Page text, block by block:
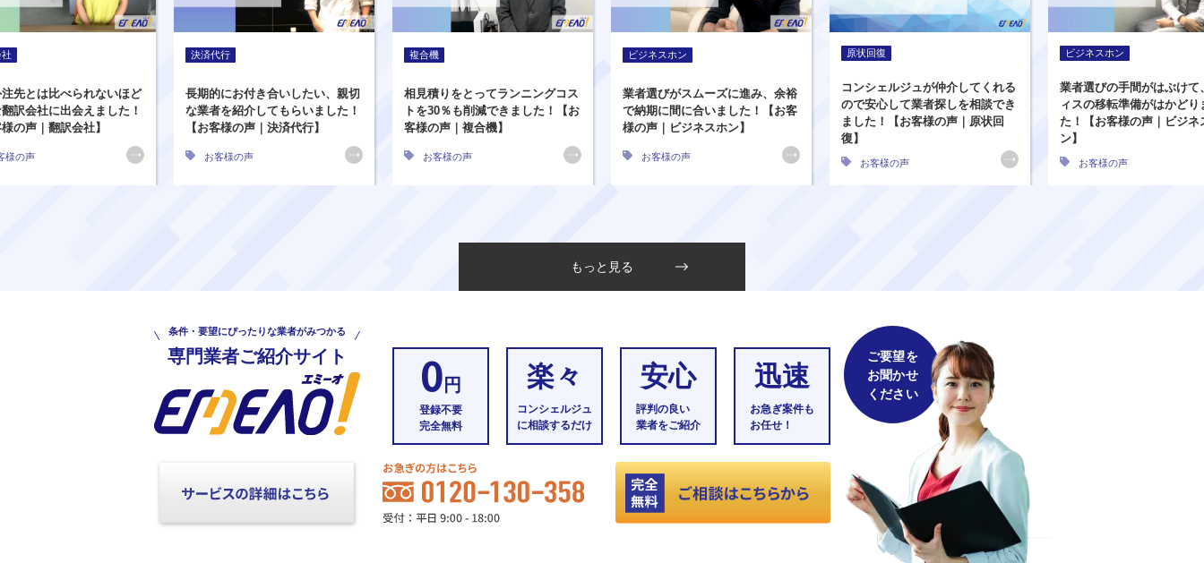
先とは比べられないほど
訳会社に出会えました！
の声｜翻訳会社】
様の声
決済代行
長期的にお付き合いしたい、親切
な業者を紹介してもらいました！
【お客様の声｜決済代行】
お客様の声
複合機
相見積りをとってランニングコス
トを30％も削減できました！【お
客様の声｜複合機】
お客様の声
ビジネスホン
業者選びがスムーズに進み、余裕
で納期に間に合いました！【お客
様の声｜ビジネスホン】
お客様の声
原状回復
コンシェルジュが仲介してくれる
ので安心して業者探しを相談でき
ました！【お客様の声｜原状回
復】
お客様の声
ビジネスホン
業者選びの手間がはぶけて
ィスの移転準備がはかどり
た！【お客様の声｜ビジネ
ン】
お客様の声
もっと見る
条件・要望にぴったりな業者がみつかる
専門業者ご紹介サイト 0 円
登録不要
完全無料
楽々
コンシェルジュ
に相談するだけ
安心
評判の良い
業者をご紹介
迅速
お急ぎ案件も
お任せ！
ご要望を
お聞かせ
ください